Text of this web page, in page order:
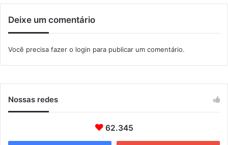
i
s
o
Deixe um comentário
Você precisa fazer o login para publicar um comentário.
Nossas redes
62.345